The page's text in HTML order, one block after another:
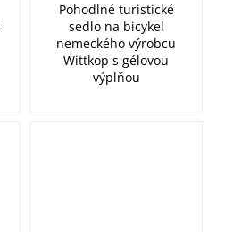
Pohodlné turistické
sedlo na bicykel
nemeckého výrobcu
Wittkop s gélovou
výplňou